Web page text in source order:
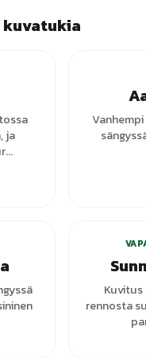
ja
rennosta